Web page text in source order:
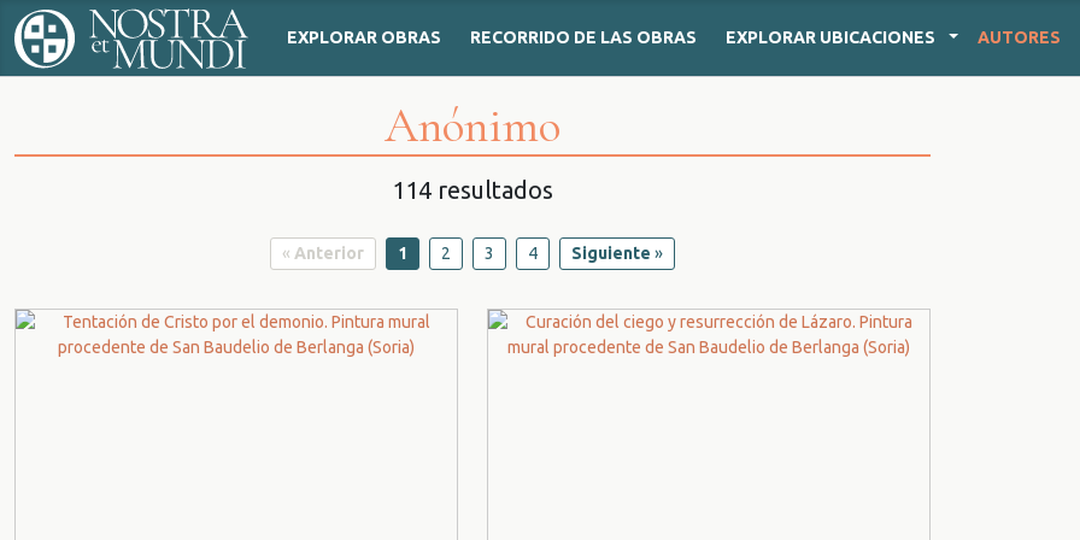
EXPLORAR OBRAS RECORRIDO DE LAS OBRAS EXPLORAR UBICACIONES AUTORES
Anónimo
114 resultados
« Anterior 1 2 3 4 Siguiente »